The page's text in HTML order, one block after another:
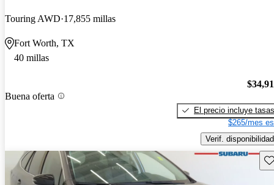
Touring AWD 17,855 millas
Fort Worth, TX
40 millas
Buena oferta
El precio incluye tasas
$265/mes
Verif. disponibilidad